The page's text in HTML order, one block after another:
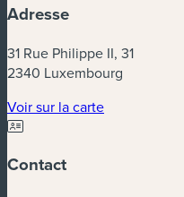
Adresse
31 Rue Philippe II, 31
2340 Luxembourg
Voir sur la carte(nouvelle
Contact